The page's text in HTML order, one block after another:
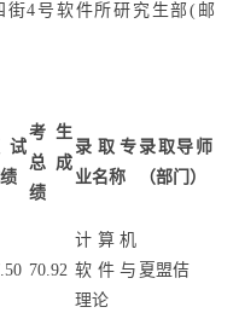
街4 号软件所研究生部( 邮
试
考生
总成
绩
录取专
业名称
录取导师
（部门）
70.92
计算机
软件与
理论
夏盟佶